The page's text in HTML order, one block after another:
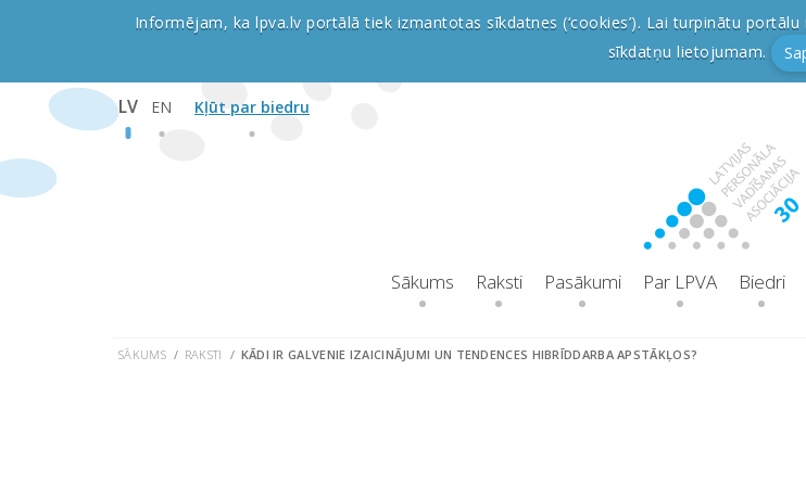
Informējam, ka lpva.lv portālā tiek izmantotas sīkdatnes (‘cookies’). Lai turpinātu
sīkdatņu lietojumam.
LV EN Kļūt par biedru
Sākums Raksti Pasākumi Par LPVA Biedri
SĀKUMS RAKSTI KĀDI IR GALVENIE IZAICINĀJUMI UN TENDENCES HIBRĪDDARBA APSTĀKĻOS?